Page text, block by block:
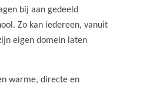
bij aan gedeeld
Zo kan iedereen, vanuit
eigen domein laten
warme, directe en